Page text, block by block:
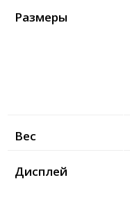
Размеры
Вес
Дисплей